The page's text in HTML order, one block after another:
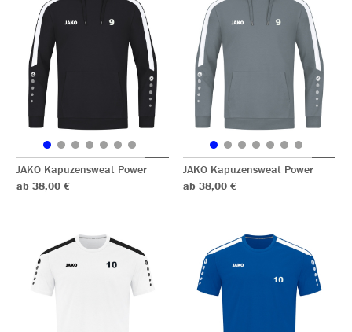
JAKO Kapuzensweat Power
ab 38,00 €
JAKO Kapuzensweat Power
ab 38,00 €